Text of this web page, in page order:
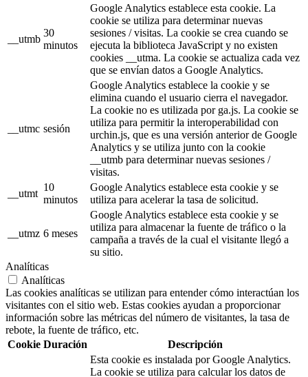
__utmb
30
minutos
Google Analytics establece esta cookie. La
cookie se utiliza para determinar nuevas
sesiones / visitas. La cookie se crea cuando se
ejecuta la biblioteca JavaScript y no existen
cookies __utma. La cookie se actualiza cada vez
que se envían datos a Google Analytics.
__utmc sesión
Google Analytics establece la cookie y se
elimina cuando el usuario cierra el navegador.
La cookie no es utilizada por ga.js. La cookie se
utiliza para permitir la interoperabilidad con
urchin.js, que es una versión anterior de Google
Analytics y se utiliza junto con la cookie
__utmb para determinar nuevas sesiones /
visitas.
__utmt
10
minutos
Google Analytics establece esta cookie y se
utiliza para acelerar la tasa de solicitud.
__utmz 6 meses
Google Analytics establece esta cookie y se
utiliza para almacenar la fuente de tráfico o la
campaña a través de la cual el visitante llegó a
su sitio.
Analíticas
Analíticas
Las cookies analíticas se utilizan para entender cómo interactúan los
visitantes con el sitio web. Estas cookies ayudan a proporcionar
información sobre las métricas del número de visitantes, la tasa de
rebote, la fuente de tráfico, etc.
Cookie Duración Descripción
Esta cookie es instalada por Google Analytics.
La cookie se utiliza para calcular los datos de